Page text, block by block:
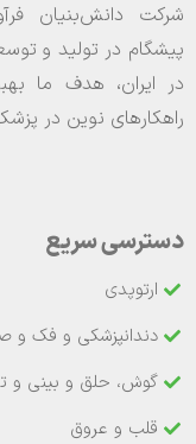
پیشگام در تولید و
در ایران، هدف ما
راهکارهای نوین در
دسترسی سریع
ارتوپدی
دندانپزشکی و فک و
گوش، حلق و بینی و
قلب و عروق